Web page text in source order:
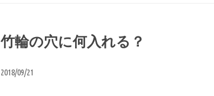
竹輪の穴に何入れる？
2018/09/21